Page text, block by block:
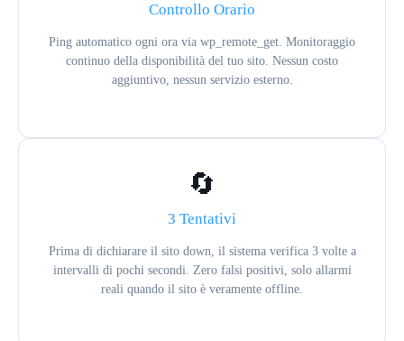
Controllo Orario
Ping automatico ogni ora via wp_remote_get. Monitoraggio
continuo della disponibilità del tuo sito. Nessun costo
aggiuntivo, nessun servizio esterno.
🔄
3 Tentativi
Prima di dichiarare il sito down, il sistema verifica 3 volte a
intervalli di pochi secondi. Zero falsi positivi, solo allarmi
reali quando il sito è veramente offline.